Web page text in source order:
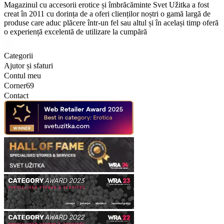
Magazinul cu accesorii erotice și îmbrăcăminte Svet Užitka a fost
creat în 2011 cu dorința de a oferi clienților noștri o gamă largă de
produse care aduc plăcere într-un fel sau altul și în același timp oferă
o experiență excelentă de utilizare la cumpără
Categorii
Ajutor și sfaturi
Contul meu
Corner69
Contact